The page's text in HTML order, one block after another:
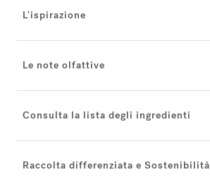
L'ispirazione
Le note olfattive
Consulta la lista degli ingredienti
Raccolta differenziata e Sostenibilità